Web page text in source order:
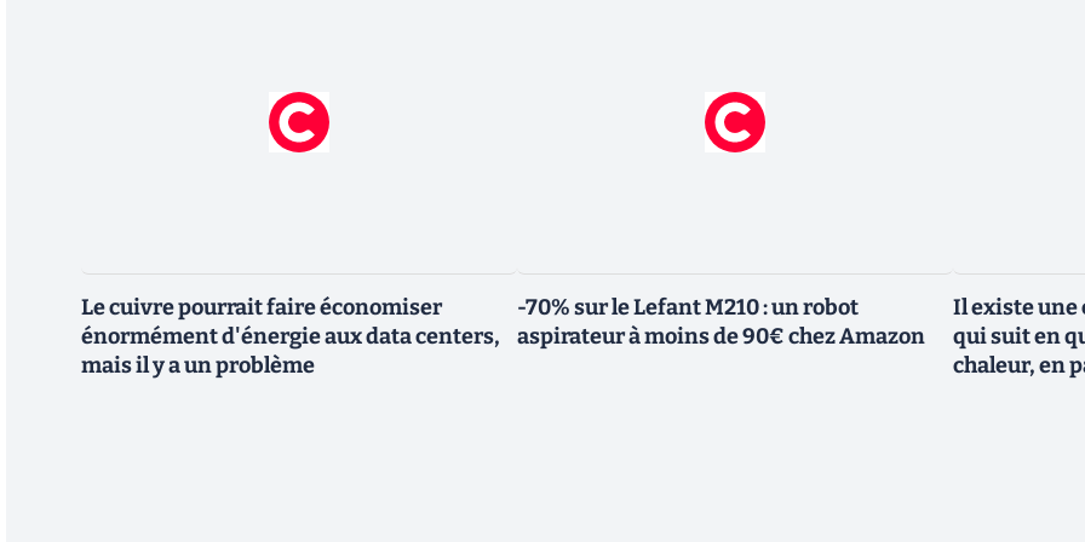
Le cuivre pourrait faire économiser
énormément d'énergie aux data centers,
mais il y a un problème
-70% sur le Lefant M210 : un robot
aspirateur à moins de 90€ chez Amazon
Il existe une
qui suit en
chaleur, en